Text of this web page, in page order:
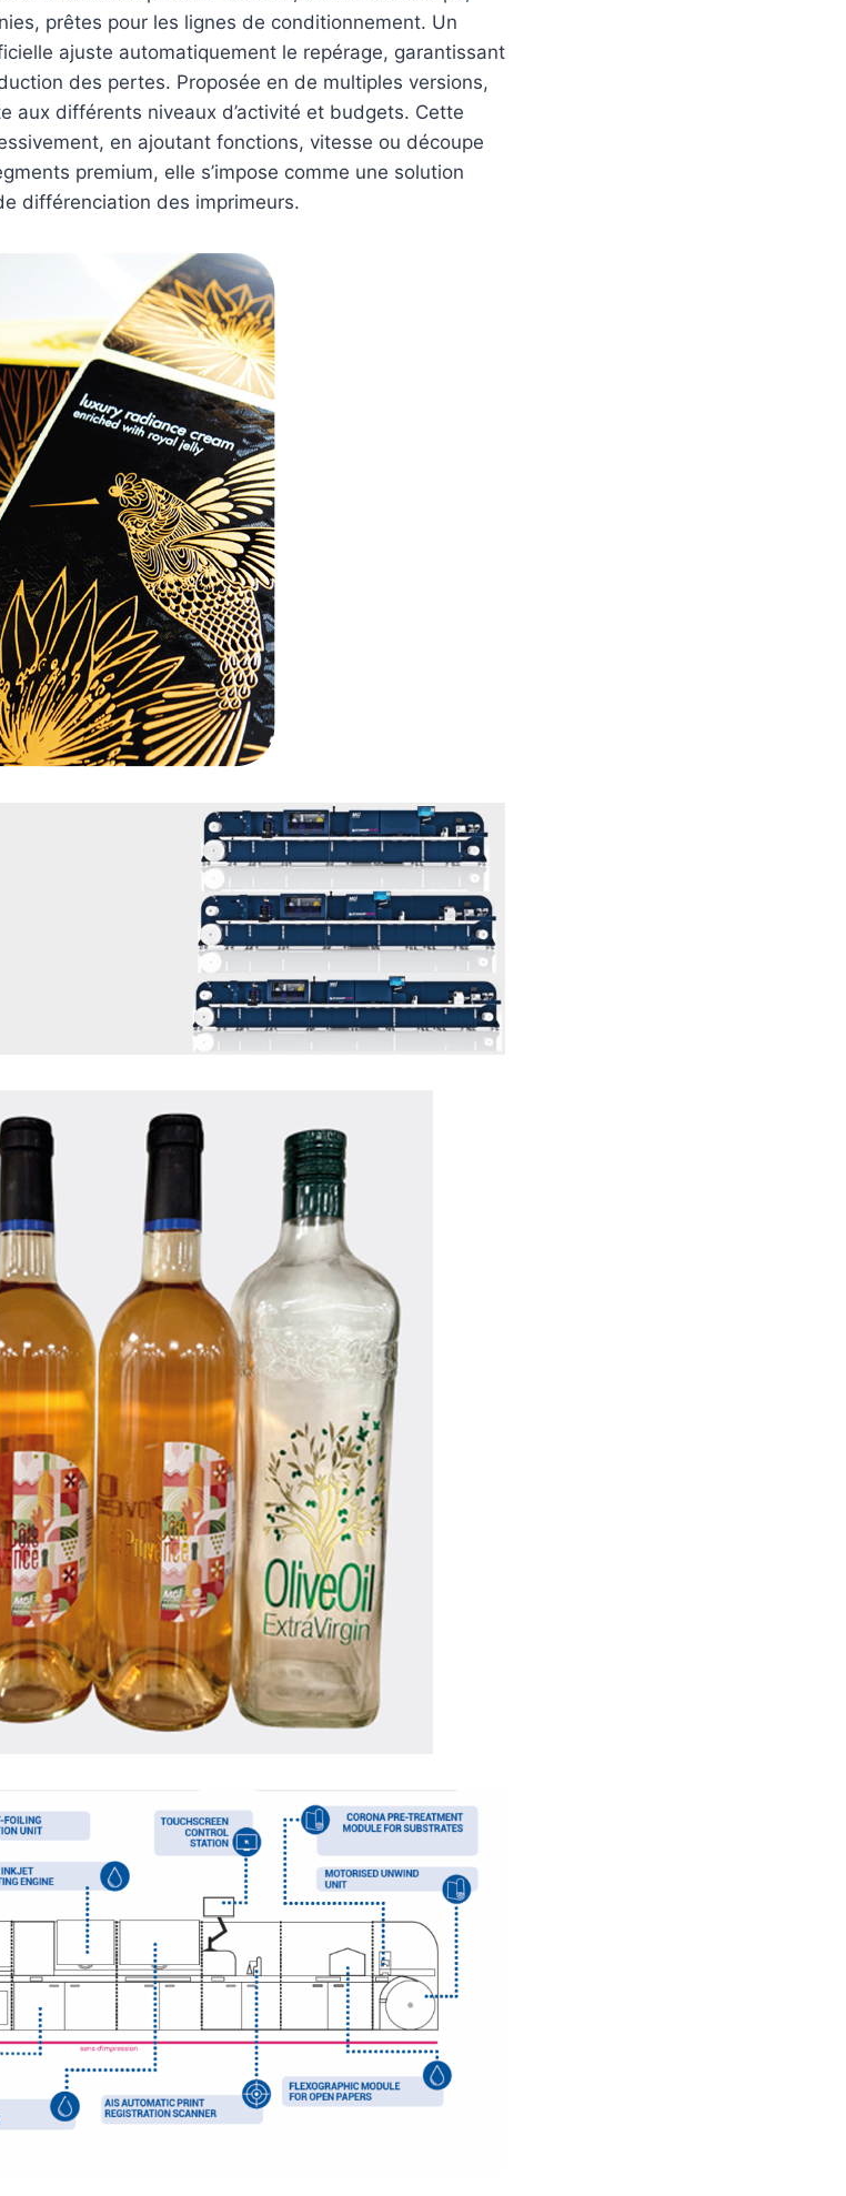
prêtes pour les lignes de conditionnement. Un
ajuste automatiquement le repérage, garantissant
des pertes. Proposée en de multiples versions,
aux différents niveaux d’activité et budgets. Cette
en ajoutant fonctions, vitesse ou découpe
premium, elle s’impose comme une solution
différenciation des imprimeurs.